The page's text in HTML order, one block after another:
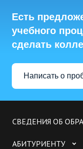
Есть
учебного
сделать
Написать о
СВЕДЕНИЯ ОБ
АБИТУРИЕНТУ